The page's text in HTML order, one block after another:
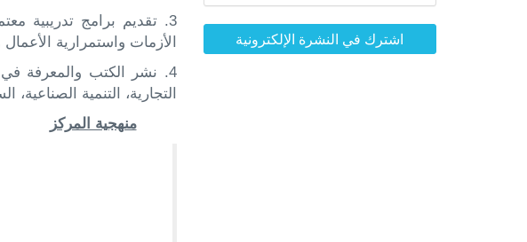
اشترك في النشرة الإلكترونية
3.
تقديم برامج تدريبية
الأزمات واستمرارية
4.
نشر الكتب والمعرفة في
التجارية، التنمية الصناعية،
منهجية المركز